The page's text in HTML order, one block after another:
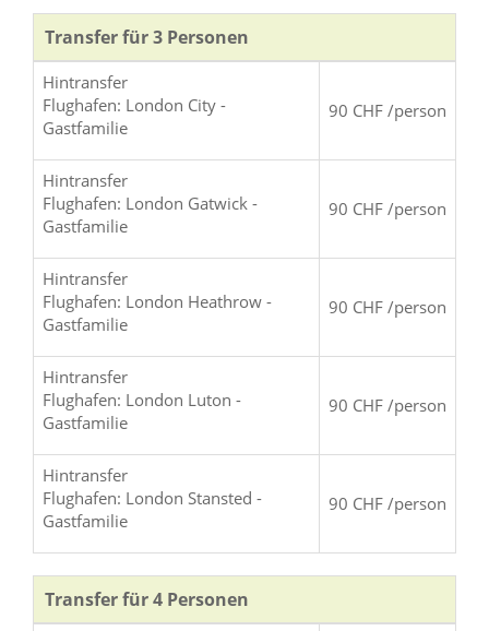
Transfer für 3 Personen
Hintransfer
Flughafen: London City -
Gastfamilie
90 CHF /person
Hintransfer
Flughafen: London Gatwick -
Gastfamilie
90 CHF /person
Hintransfer
Flughafen: London Heathrow -
Gastfamilie
90 CHF /person
Hintransfer
Flughafen: London Luton -
Gastfamilie
90 CHF /person
Hintransfer
Flughafen: London Stansted -
Gastfamilie
90 CHF /person
Transfer für 4 Personen